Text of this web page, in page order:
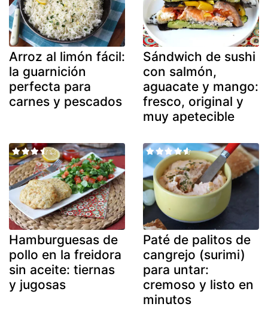
Arroz al limón fácil:
la guarnición
perfecta para
carnes y pescados
Sándwich de sushi
con salmón,
aguacate y mango:
fresco, original y
muy apetecible
Hamburguesas de
pollo en la freidora
sin aceite: tiernas
y jugosas
Paté de palitos de
cangrejo (surimi)
para untar:
cremoso y listo en
minutos